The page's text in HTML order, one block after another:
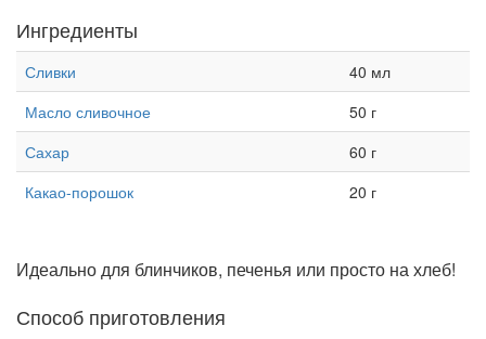
Ингредиенты
Сливки
40 мл
Масло сливочное
50 г
Сахар
60 г
Какао-порошок
20 г
Идеально для блинчиков, печенья или просто на хлеб!
Способ приготовления